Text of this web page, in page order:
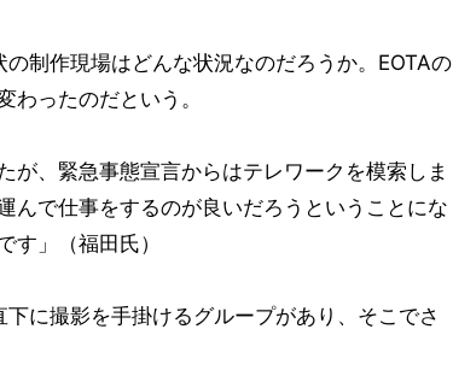
制作現場はどんな状況なのだろうか。EOTAの
わったのだという。
が、緊急事態宣言からはテレワークを模索しま
んで仕事をするのが良いだろうということにな
す」（福田氏）
に撮影を手掛けるグループがあり、そこでさ